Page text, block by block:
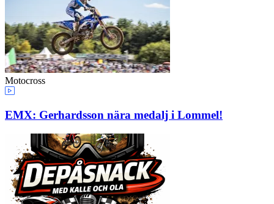
Motocross
EMX: Gerhardsson nära medalj i Lommel!